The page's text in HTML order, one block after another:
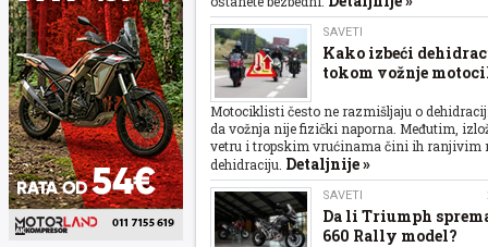
SAVETI
Kako izbeći
tokom vožnje
Motociklisti često ne razmišljaju o
da vožnja nije fizički naporna. Međutim,
vetru i tropskim vrućinama čini ih ranjivim
dehidraciju. Detaljnije »
SAVETI
Da li Triumph
660 Rally model?